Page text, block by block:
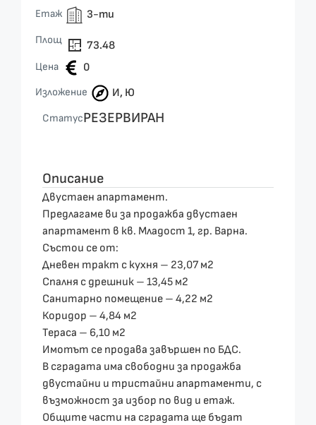
Етаж
3-ти
Площ
73.48
Цена
0
Изложение
И, Ю
СтатусРЕЗЕРВИРАН
Описание
Двустаен апартамент.
Предлагаме ви за продажба двустаен
апартамент в кв. Младост 1, гр. Варна.
Състои се от:
Дневен тракт с кухня – 23,07 м2
Спалня с дрешник – 13,45 м2
Санитарно помещение – 4,22 м2
Коридор – 4,84 м2
Тераса – 6,10 м2
Имотът се продава завършен по БДС.
В сградата има свободни за продажба
двустайни и тристайни апартаменти, с
възможност за избор по вид и етаж.
Общите части на сградата ще бъдат